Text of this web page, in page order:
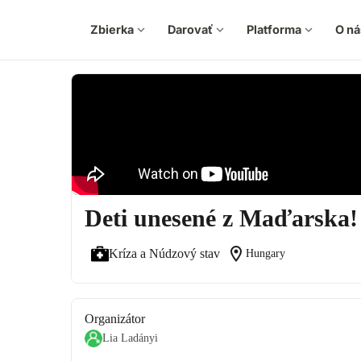
Zbierka expand_more Darovať expand_more Platforma expand_more O
Deti unesené z Maďarska!
Kríza a Núdzový stav location_on Hungary
Organizátor
Lia Ladányi